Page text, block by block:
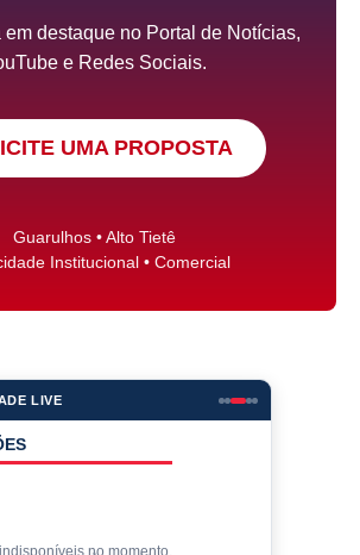
em destaque no Portal de Notícias,
e Redes Sociais.
UMA PROPOSTA
Guarulhos • Alto Tietê
Institucional • Comercial
LIVE
no momento.